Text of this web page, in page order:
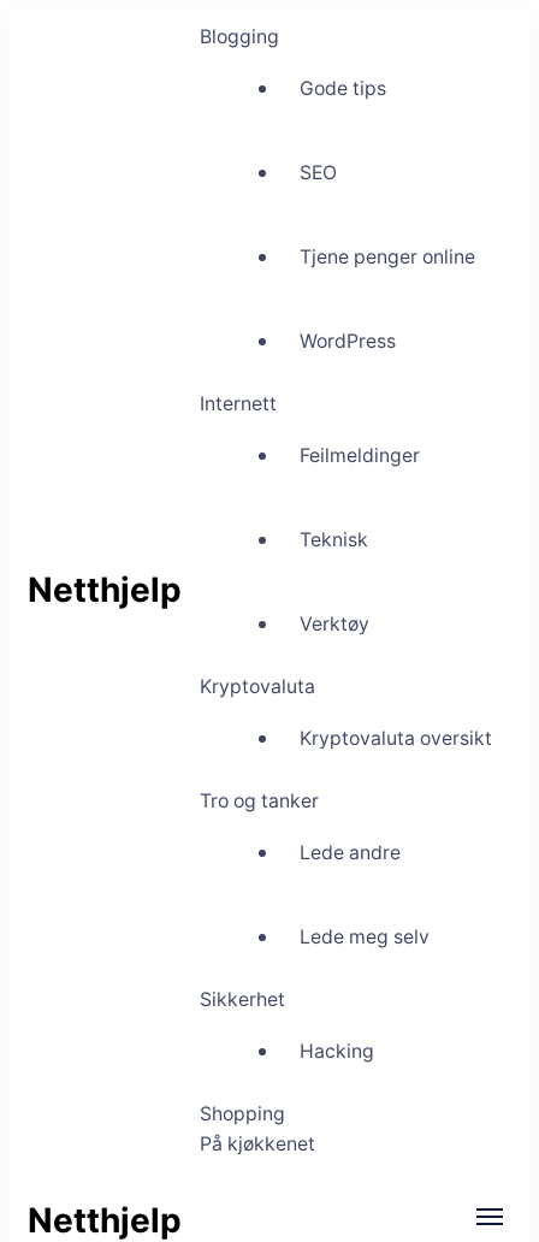
Netthjelp
Blogging
Gode tips
SEO
Tjene penger online
WordPress
Internett
Feilmeldinger
Teknisk
Verktøy
Kryptovaluta
Kryptovaluta oversikt
Tro og tanker
Lede andre
Lede meg selv
Sikkerhet
Hacking
Shopping
På kjøkkenet
Netthjelp